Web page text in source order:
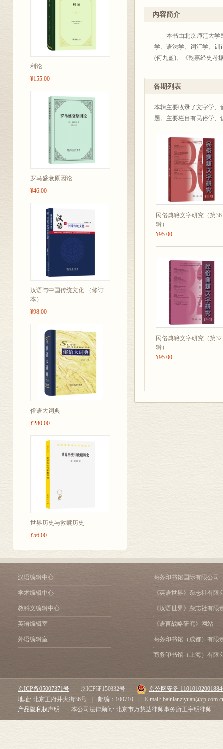
利论
¥155.00
罗马盛衰原因论
¥46.00
汉语与中国传统文化 （修订
本）
¥98.00
俗语大词典
¥280.00
世界历史与救赎历史
¥56.00
内容简介
本书由北京师范大学民
学、语法学、词汇学、训
(何九盈)、《乾嘉经史考
各期列表
本辑主要收录了文字学、
题。主要栏目有民俗学、
民俗典籍文字研究（第36
辑）
¥95.00
民俗典籍文字研究（第32
辑）
¥95.00
汉语编辑中心
学术编辑中心
教科文编辑中心
英语编辑室
外语编辑室
商务印书馆国际有限公司
《英语世界》杂志社有限
《汉语世界》杂志社有限
《语言战略研究》网站
商务印书馆（成都）有限
商务印书馆（上海）有限
京ICP备05007371号 京ICP证150832号
京公网安备
地址: 北京王府井大街36号
邮编：100710
E-mail:
产品隐私权声明
本公司法律顾问: 北京市万慧达律师事务所王宇明律师